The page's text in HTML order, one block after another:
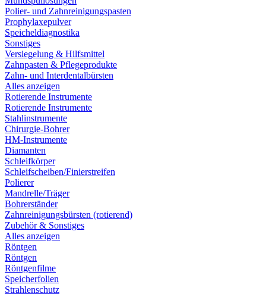
Polier- und Zahnreinigungspasten
Prophylaxepulver
Speicheldiagnostika
Sonstiges
Versiegelung & Hilfsmittel
Zahnpasten & Pflegeprodukte
Zahn- und Interdentalbürsten
Alles anzeigen
Rotierende Instrumente
Rotierende Instrumente
Stahlinstrumente
Chirurgie-Bohrer
HM-Instrumente
Diamanten
Schleifkörper
Schleifscheiben/Finierstreifen
Polierer
Mandrelle/Träger
Bohrerständer
Zahnreinigungsbürsten (rotierend)
Zubehör & Sonstiges
Alles anzeigen
Röntgen
Röntgen
Röntgenfilme
Speicherfolien
Strahlenschutz